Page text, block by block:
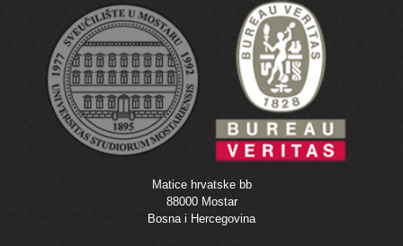
Matice hrvatske bb
88000 Mostar
Bosna i Hercegovina